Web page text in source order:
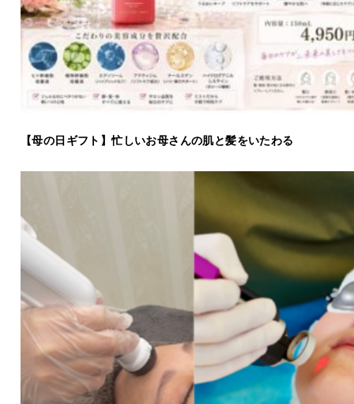
【母の日ギフト】忙しいお母さんの肌と髪をいたわる